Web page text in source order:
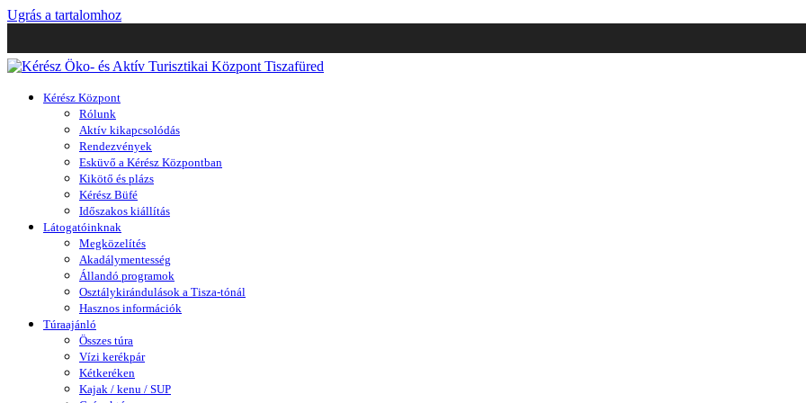
Ugrás a tartalomhoz
Kérész Központ
Rólunk
Aktív kikapcsolódás
Rendezvények
Esküvő a Kérész Központban
Kikötő és plázs
Kérész Büfé
Időszakos kiállítás
Látogatóinknak
Megközelítés
Akadálymentesség
Állandó programok
Osztálykirándulások a Tisza-tónál
Hasznos információk
Túraajánló
Összes túra
Vízi kerékpár
Kétkeréken
Kajak / kenu / SUP